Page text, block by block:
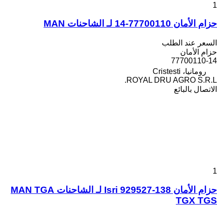
1
حزام الأمان 77700110-14 لـ الشاحنات MAN
السعر عند الطلب
حزام الأمان
77700110-14
رومانيا، Cristesti
ROYAL DRU AGRO S.R.L.
الاتصال بالبائع
1
حزام الأمان Isri 929527-138 لـ الشاحنات MAN TGA
TGX TGS